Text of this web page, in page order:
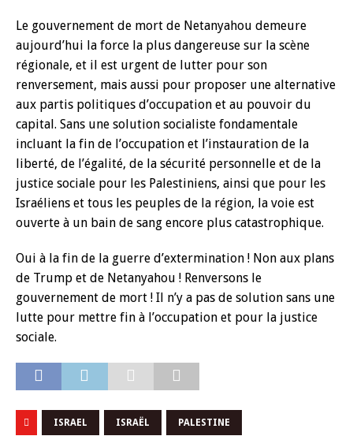
Le gouvernement de mort de Netanyahou demeure
aujourd’hui la force la plus dangereuse sur la scène
régionale, et il est urgent de lutter pour son
renversement, mais aussi pour proposer une alternative
aux partis politiques d’occupation et au pouvoir du
capital. Sans une solution socialiste fondamentale
incluant la fin de l’occupation et l’instauration de la
liberté, de l’égalité, de la sécurité personnelle et de la
justice sociale pour les Palestiniens, ainsi que pour les
Israéliens et tous les peuples de la région, la voie est
ouverte à un bain de sang encore plus catastrophique.
Oui à la fin de la guerre d’extermination ! Non aux plans
de Trump et de Netanyahou ! Renversons le
gouvernement de mort ! Il n’y a pas de solution sans une
lutte pour mettre fin à l’occupation et pour la justice
sociale.
ISRAEL ISRAËL PALESTINE